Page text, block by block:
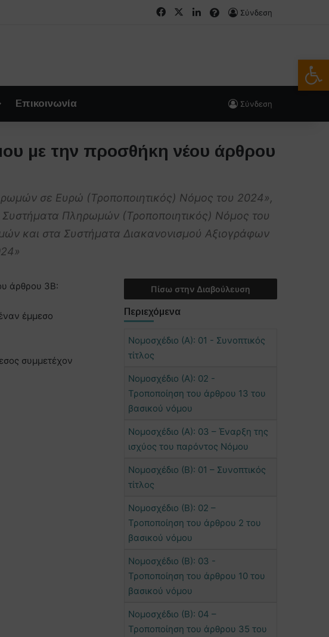
FacebookLinkedIn
FAQsΣύνδεση
Επικοινωνία Σύνδεση
με την προσθήκη νέου άρθρου
σε Ευρώ (Τροποποιητικός) Νόμος του 2024»,
Πληρωμών (Τροποποιητικός) Νόμος του
και στα Συστήματα Διακανονισμού Αξιογράφων
άρθρου 3Β:
έμμεσο
συμμετέχον
Πίσω στην Διαβούλευση
Περιεχόμενα
Νομοσχέδιο (Α): 01 - Συνοπτικός
τίτλος
Νομοσχέδιο (Α): 02 -
Τροποποίηση του άρθρου 13 του
βασικού νόμου
Νομοσχέδιο (Α): 03 – Έναρξη της
ισχύος του παρόντος Νόμου
Νομοσχέδιο (Β): 01 – Συνοπτικός
τίτλος
Νομοσχέδιο (Β): 02 –
Τροποποίηση του άρθρου 2 του
βασικού νόμου
Νομοσχέδιο (Β): 03 -
Τροποποίηση του άρθρου 10 του
βασικού νόμου
Νομοσχέδιο (Β): 04 –
Τροποποίηση του άρθρου 35 του